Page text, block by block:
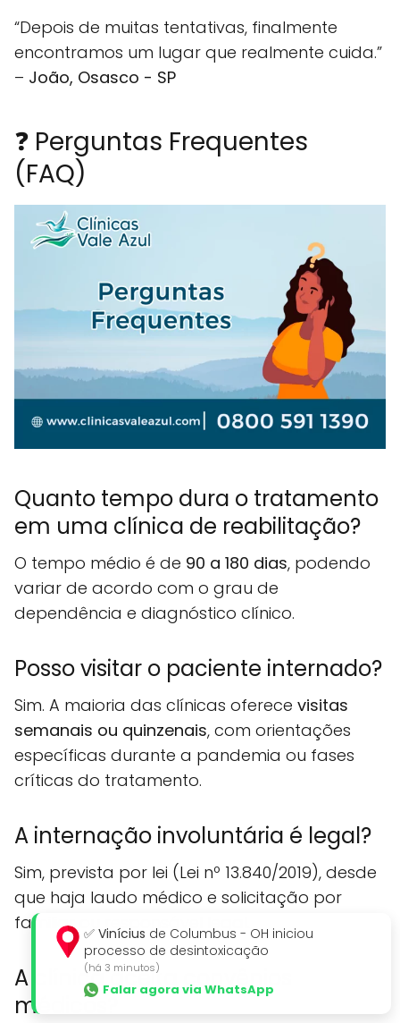
“Depois de muitas tentativas, finalmente
encontramos um lugar que realmente cuida.”
– João, Osasco - SP
❓ Perguntas Frequentes
(FAQ)
Quanto tempo dura o tratamento
em uma clínica de reabilitação?
O tempo médio é de 90 a 180 dias, podendo
variar de acordo com o grau de
dependência e diagnóstico clínico.
Posso visitar o paciente internado?
Sim. A maioria das clínicas oferece visitas
semanais ou quinzenais, com orientações
específicas durante a pandemia ou fases
críticas do tratamento.
A internação involuntária é legal?
Sim, prevista por lei (Lei nº 13.840/2019), desde
que haja laudo médico e solicitação por
familiar ou responsável legal.
A clínica aceita convênios
médicos?
✅ Vinícius de Columbus - OH iniciou
processo de desintoxicação
(há 3 minutos)
Falar agora via WhatsApp